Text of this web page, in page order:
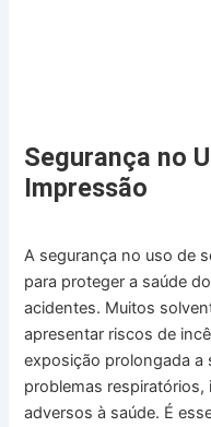
Segurança no
Impressão
A segurança no uso de
para proteger a saúde
acidentes. Muitos
apresentar riscos de
exposição prolongada a
problemas respiratórios,
adversos à saúde. É